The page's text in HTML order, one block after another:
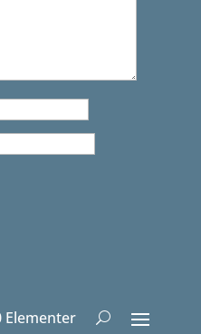
Elementer